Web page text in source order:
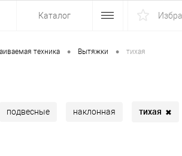
Каталог
техника • Вытяжки • тихая
подвесные наклонная тихая ✖